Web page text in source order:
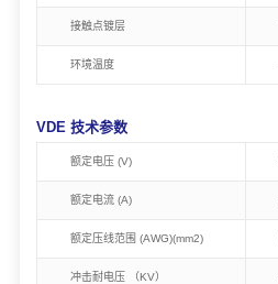
接触点镀层
环境温度
VDE 技术参数
额定电压 (V)
额定电流 (A)
额定压线范围 (AWG)(mm2)
冲击耐电压 （KV）